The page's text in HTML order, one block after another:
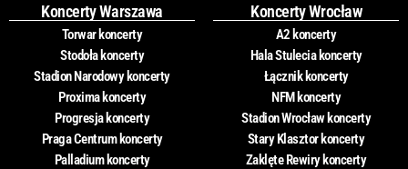
Koncerty Warszawa
Torwar koncerty
Stodoła koncerty
Stadion Narodowy koncerty
Proxima koncerty
Progresja koncerty
Praga Centrum koncerty
Palladium koncerty
Koncerty Wrocław
A2 koncerty
Hala Stulecia koncerty
Łącznik koncerty
NFM koncerty
Stadion Wrocław koncerty
Stary Klasztor koncerty
Zaklęte Rewiry koncerty